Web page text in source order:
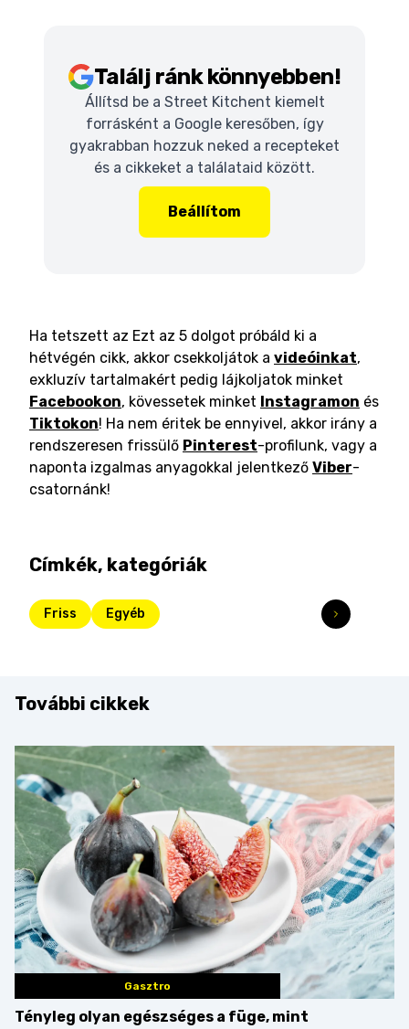
Találj ránk könnyebben!
Állítsd be a Street Kitchent kiemelt
forrásként a Google keresőben, így
gyakrabban hozzuk neked a recepteket
és a cikkeket a találataid között.
Beállítom
Ha tetszett az Ezt az 5 dolgot próbáld ki a
hétvégén cikk, akkor csekkoljátok a videóinkat,
exkluzív tartalmakért pedig lájkoljatok minket
Facebookon, kövessetek minket Instagramon és
Tiktokon! Ha nem éritek be ennyivel, akkor irány a
rendszeresen frissülő Pinterest-profilunk, vagy a
naponta izgalmas anyagokkal jelentkező Viber-
csatornánk!
Címkék, kategóriák
Friss Egyéb
További cikkek
Gasztro
Tényleg olyan egészséges a füge, mint